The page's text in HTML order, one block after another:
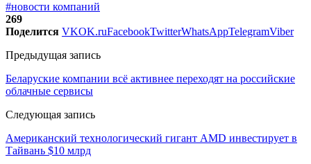
#новости компаний
269
Поделится VKOK.ruFacebookTwitterWhatsAppTelegramViber
Предыдущая запись
Беларуские компании всё активнее переходят на российские
облачные сервисы
Следующая запись
Американский технологический гигант AMD инвестирует в
Тайвань $10 млрд